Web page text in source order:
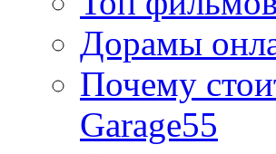
Дорамы
Почему
Garage55